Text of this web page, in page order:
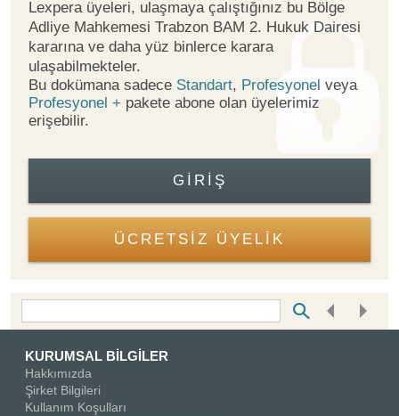
Lexpera üyeleri, ulaşmaya çalıştığınız bu Bölge
Adliye Mahkemesi Trabzon BAM 2. Hukuk Dairesi
kararına ve daha yüz binlerce karara
ulaşabilmekteler.
Bu dokümana sadece Standart, Profesyonel veya
Profesyonel + pakete abone olan üyelerimiz
erişebilir.
GIRIŞ
ÜCRETSİZ ÜYELİK
KURUMSAL BİLGİLER
Hakkımızda
Şirket Bilgileri
Kullanım Koşulları